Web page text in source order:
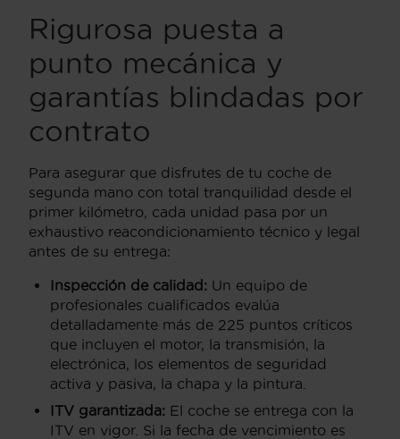
Rigurosa puesta a
punto mecánica y
garantías blindadas por
contrato
Para asegurar que disfrutes de tu coche de
segunda mano con total tranquilidad desde el
primer kilómetro, cada unidad pasa por un
exhaustivo reacondicionamiento técnico y legal
antes de su entrega:
Inspección de calidad: Un equipo de
profesionales cualificados evalúa
detalladamente más de 225 puntos críticos
que incluyen el motor, la transmisión, la
electrónica, los elementos de seguridad
activa y pasiva, la chapa y la pintura.
ITV garantizada: El coche se entrega con la
ITV en vigor. Si la fecha de vencimiento es